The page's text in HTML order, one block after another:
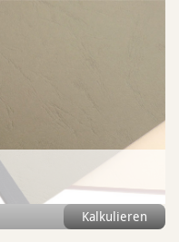
Kalkulieren